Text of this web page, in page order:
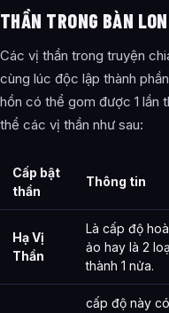
THẦN TRONG BÀN
Các vị thần trong truyện
cùng lúc độc lập thành
hồn có thể gom được 1 lần
thể các vị thần như sau:
Cấp bật
thần
Thông tin
Hạ Vị
Thần
Là cấp độ
ảo hay là 2
thành 1 nửa.
cấp độ này